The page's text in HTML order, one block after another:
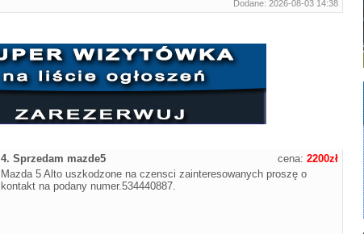
Dodane: 2026-08-03 14:38
4. Sprzedam mazde5
Mazda 5 Alto uszkodzone na czensci zainteresowanych proszę o
kontakt na podany numer.534440887.
cena: 2200zł